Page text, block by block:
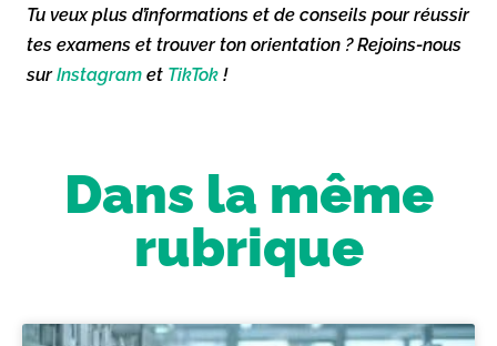
Tu veux plus d’informations et de conseils pour réussir
tes examens et trouver ton orientation ? Rejoins-nous
surInstagram et TikTok !
Dans la même
rubrique